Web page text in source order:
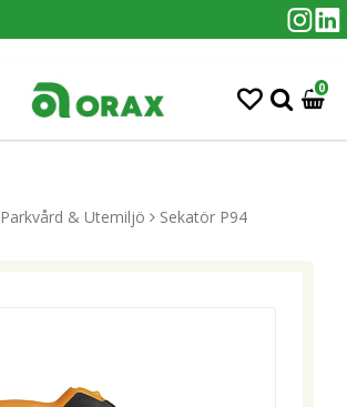
0
Parkvård & Utemiljö Sekatör P94